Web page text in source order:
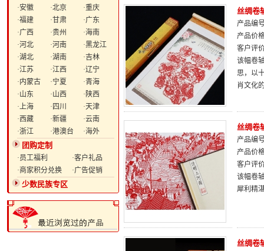
·安徽 ·北京
·重庆
·福建
·甘肃
·广东
·广西
·贵州
·海南
·河北
·河南
·黑龙江
·湖北
·湖南
·吉林
·江苏
·江西
·辽宁
·内蒙古
·宁夏
·青海
·山东
·山西
·陕西
·上海
·四川
·天津
·西藏
·新疆
·云南
·浙江
·港澳台 ·海外
团购定制
·员工福利
·客户礼品
·商家积分兑换
·广告促销
少数民族专区
丝绸卷
产品编
产品价
客户评
该幅卷
思，以
肖文化
丝绸卷
产品编
产品价
客户评
该幅卷
犀利精
丝绸卷